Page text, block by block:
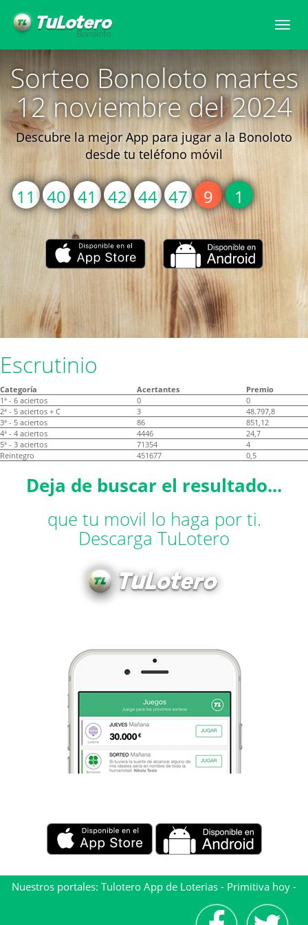
Sorteo Bonoloto martes
12 noviembre del 2024
Descubre la mejor App para jugar a la Bonoloto
desde tu teléfono móvil
11 40 41 42 44 47 9 1
Escrutinio
Categoría Acertantes
Premio
1ª - 6 aciertos
0
0
2ª - 5 aciertos + C
3
48.797,8
3ª - 5 aciertos
86
851,12
4ª - 4 aciertos
4446
24,7
5ª - 3 aciertos
71354
4
Reintegro
451677 0,5
Deja de buscar el resultado...
que tu movil lo haga por ti.
Descarga TuLotero
Nuestros portales: Tulotero App de Loterias - Primitiva hoy -